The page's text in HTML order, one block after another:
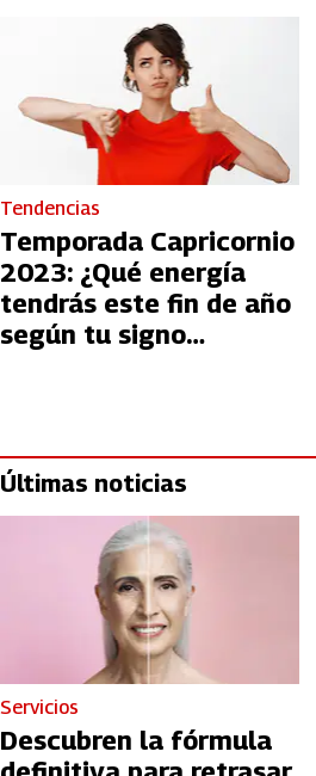
Tendencias
Temporada Capricornio
2023: ¿Qué energía
tendrás este fin de año
según tu signo
Últimas noticias
Servicios
Descubren la fórmula